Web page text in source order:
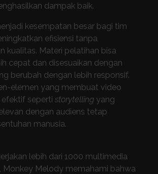
dampak baik.
kesempatan besar bagi tim
efisiensi tanpa
kualitas. Materi pelatihan bisa
cepat dan disesuaikan dengan
berubah dengan lebih responsif.
elemen yang membuat video
seperti storytelling yang
dengan audiens tetap
manusia.
lebih dari 1000 multimedia
Monkey Melody memahami bahwa